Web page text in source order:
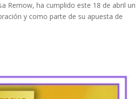
Remow, ha cumplido este 18 de abril un
y como parte de su apuesta de